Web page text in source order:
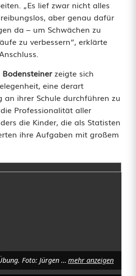
„Es lief zwar nicht alles
aber genau dafür
da – um Schwächen zu
zu verbessern“, erklärte
Bodensteinerzeigte sich
eine derart
an ihrer Schule durchführen zu
Professionalität aller
die Kinder, die als Statisten
ihre Aufgaben mit großem
Schminken vor der Übung. Foto: Jürgen Masching mehr anzeigen